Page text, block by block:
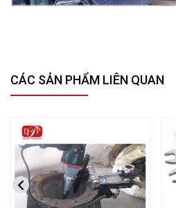
CÁC SẢN PHẨM LIÊN QUAN